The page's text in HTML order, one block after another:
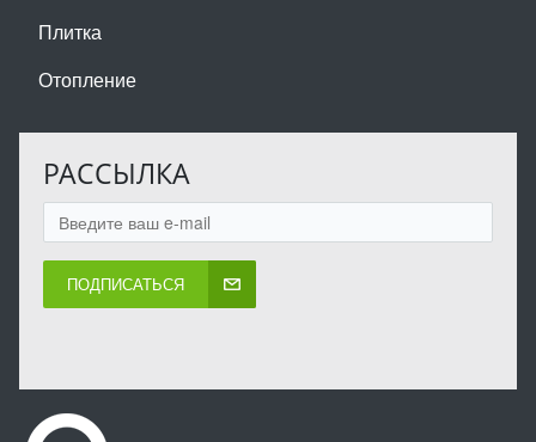
Плитка
Отопление
РАССЫЛКА
ПОДПИСАТЬСЯ